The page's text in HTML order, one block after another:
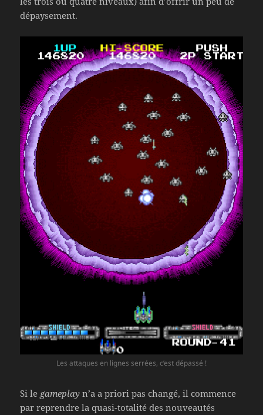
dépaysement.
Les attaques en lignes serrées, c’est dépassé !
Si le gameplay n’a a priori pas changé, il commence
par reprendre la quasi-totalité des nouveautés